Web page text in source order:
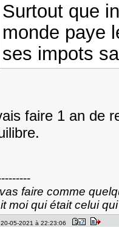
Surtout que
monde paye
ses impots
faire 1 an de
faire comme
moi qui était celui
05-2021 à 22:23:06